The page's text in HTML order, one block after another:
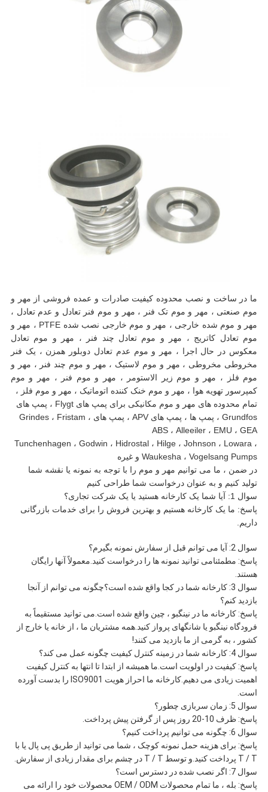
ما در ساخت و نصب محدوده کیفیت صادرات و عمده فروشی از مهر و
موم صنعتی ، مهر و موم تک فنر ، مهر و موم فنر تعادل و عدم تعادل ،
مهر و موم شده خارجی ، مهر و موم خارجی نصب شده PTFE ، مهر و
موم تعادل کاتریج ، مهر و موم تعادل چند فنر ، مهر و موم تعادل
معکوس در حال اجرا ، مهر و موم عدم تعادل دوبلور همزن ، یک فنر
مخروطی مخروطی ، مهر و موم لاستیک ، مهر و موم چند فنر ، مهر و
موم فلز ، مهر و موم زیر الاستومر ، مهر و موم فنر ، مهر و موم
کمپرسور تهویه هوا ، مهر و موم خنک کننده اتوماتیک ، مهر و موم فلز ،
تمام محدوده های مهر و موم مکانیکی برای پمپ های Flygt ، پمپ های
Grundfos ، پمپ ها ، پمپ های APV ، پمپ های Grindes ، Fristam ،
ABS ، Alleeiler ، EMU ، GEA
Tunchenhagen ، Godwin ، Hidrostal ، Hilge ، Johnson ، Lowara ،
Waukesha ، Vogelsang Pumps و غیره
در ضمن ، ما می توانیم مهر و موم را با توجه به نمونه یا نقشه شما
تولید کنیم و به عنوان درخواست شما طراحی کنیم
سوال 1: آیا شما یک کارخانه هستید یا یک شرکت تجاری؟
پاسخ: ما یک کارخانه هستیم و بهترین فروش را برای خدمات بازرگانی
داریم.
سوال 2: آیا می توانم قبل از سفارش نمونه بگیرم؟
پاسخ: مطمئنامی توانید نمونه ها را درخواست کنید.معمولاً آنها رایگان
هستند.
سوال 3: کارخانه شما در کجا واقع شده است؟چگونه می توانم از آنجا
بازدید کنم؟
پاسخ: کارخانه ما در نینگبو ، چین واقع شده است.می توانید مستقیماً به
فرودگاه نینگبو یا شانگهای پرواز کنید.همه مشتریان ما ، از خانه یا خارج از
کشور ، به گرمی از ما بازدید می کنند!
سوال 4: کارخانه شما در زمینه کنترل کیفیت چگونه عمل می کند؟
پاسخ: کیفیت در اولویت است.ما همیشه از ابتدا تا انتها به کنترل کیفیت
اهمیت زیادی می دهیم.کارخانه ما احراز هویت ISO9001 را بدست آورده
است.
سوال 5: زمان سربازی چطور؟
پاسخ: ظرف 10-20 روز پس از گرفتن پیش پرداخت.
سوال 6: چگونه می توانیم پرداخت کنیم؟
پاسخ: برای هزینه حمل نمونه کوچک ، شما می توانید از طریق پی پال یا با
T / T پرداخت کنید.و توسط T / T در چشم برای مقدار زیادی از سفارش.
سوال 7: اگر نصب شده در دسترس است؟
پاسخ: بله ، ما تمام محصولات OEM / ODM محصولات خود را ارائه می